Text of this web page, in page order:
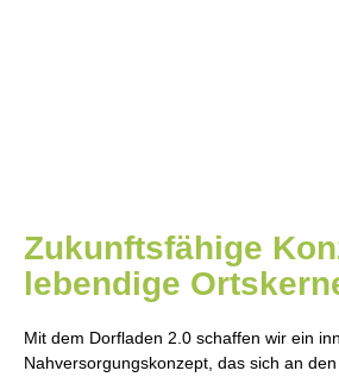
Zukunftsfähige
lebendige
Mit dem Dorfladen 2.0 schaffen wir ein
Nahversorgungskonzept, das sich an